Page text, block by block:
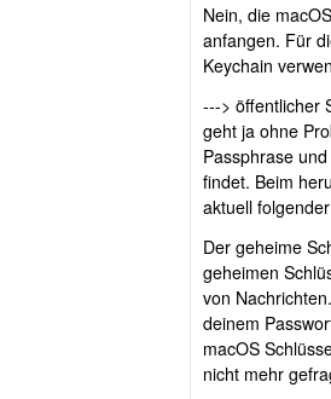
Nein, die
anfangen. Für
Keychain
---> öffentlicher
geht ja ohne
Passphrase
findet. Beim
aktuell
Der geheime
geheimen
von
deinem
macOS
nicht mehr